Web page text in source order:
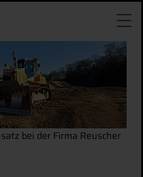
bei der Firma Reuscher